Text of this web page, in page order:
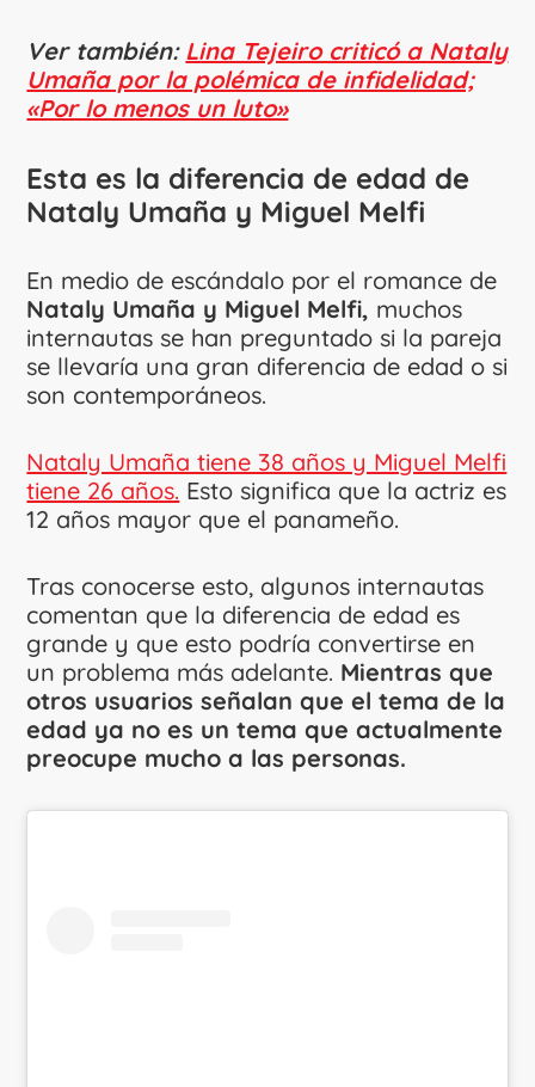
Ver también: Lina Tejeiro criticó a Nataly
Umaña por la polémica de infidelidad;
«Por lo menos un luto»
Esta es la diferencia de edad de
Nataly Umaña y Miguel Melfi
En medio de escándalo por el romance de
Nataly Umaña y Miguel Melfi, muchos
internautas se han preguntado si la pareja
se llevaría una gran diferencia de edad o si
son contemporáneos.
Nataly Umaña tiene 38 años y Miguel Melfi
tiene 26 años. Esto significa que la actriz es
12 años mayor que el panameño.
Tras conocerse esto, algunos internautas
comentan que la diferencia de edad es
grande y que esto podría convertirse en
un problema más adelante. Mientras que
otros usuarios señalan que el tema de la
edad ya no es un tema que actualmente
preocupe mucho a las personas.